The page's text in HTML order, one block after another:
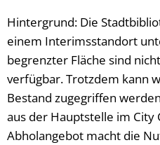
Hintergrund: Die
einem Interimsstandort
begrenzter Fläche sind
verfügbar. Trotzdem kann
Bestand zugegriffen
aus der Hauptstelle im City
Abholangebot macht die